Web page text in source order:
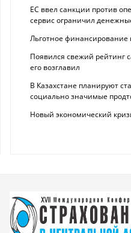
ЕС ввел санкции против
сервис ограничил
Льготное финансирование
Появился свежий рейтинг
его возглавил
В Казахстане планируют
социально значимые
Новый экономический